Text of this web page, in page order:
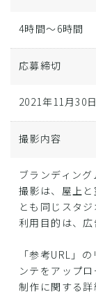
4時間～6時間
応募締切
2021年11月30日
撮影内容
ブランディング
撮影は、屋上
とも同じスタジ
利用目的は、広
「参考URL」
ンテをアップロ
制作に関する詳